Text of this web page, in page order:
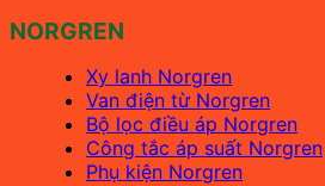
NORGREN
Xy lanh Norgren
Van điện từ Norgren
Bộ lọc điều áp Norgren
Công tắc áp suất Norgren
Phụ kiện Norgren